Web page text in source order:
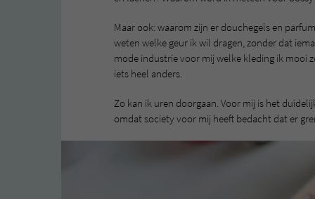
Maar ook: waarom zijn er douchegels en
weten welke geur ik wil dragen, zonder dat
mode industrie voor mij welke kleding ik mooi
iets heel anders.
Zo kan ik uren doorgaan. Voor mij is het
omdat society voor mij heeft bedacht dat er